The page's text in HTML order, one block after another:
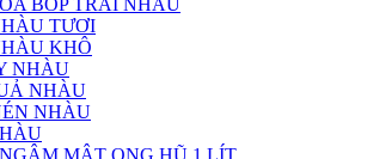
BÓP TRÁI NHÀU
TƯƠI
KHÔ
NHÀU
NHÀU
NHÀU